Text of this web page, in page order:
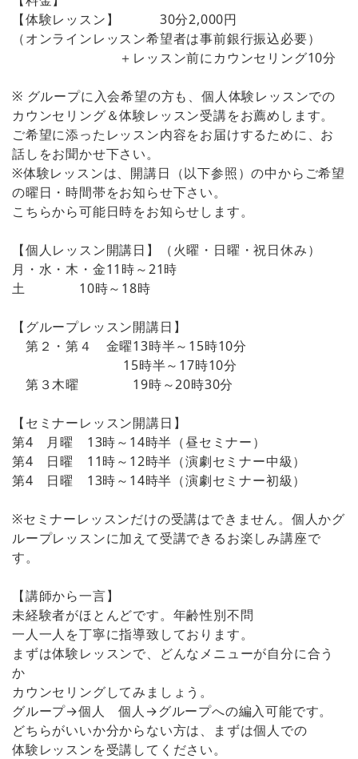
【体験レッスン】 30分2,000円
（オンラインレッスン希望者は事前銀行振込必要）
＋レッスン前にカウンセリング10分
※ グループに入会希望の方も、個人体験レッスンでの
カウンセリング＆体験レッスン受講をお薦めします。
ご希望に添ったレッスン内容をお届けするために、お
話しをお聞かせ下さい。
※体験レッスンは、開講日（以下参照）の中からご希望
の曜日・時間帯をお知らせ下さい。
こちらから可能日時をお知らせします。
【個人レッスン開講日】（火曜・日曜・祝日休み）
月・水・木・金11時～21時
土 10時～18時
【グループレッスン開講日】
第２・第４ 金曜13時半～15時10分
15時半～17時10分
第３木曜 19時～20時30分
【セミナーレッスン開講日】
第4 月曜 13時～14時半（昼セミナー）
第4 日曜 11時～12時半（演劇セミナー中級）
第4 日曜 13時～14時半（演劇セミナー初級）
※セミナーレッスンだけの受講はできません。個人かグ
ループレッスンに加えて受講できるお楽しみ講座で
す。
【講師から一言】
未経験者がほとんどです。年齢性別不問
一人一人を丁寧に指導致しております。
まずは体験レッスンで、どんなメニューが自分に合う
か
カウンセリングしてみましょう。
グループ→個人 個人→グループへの編入可能です。
どちらがいいか分からない方は、まずは個人での
体験レッスンを受講してください。